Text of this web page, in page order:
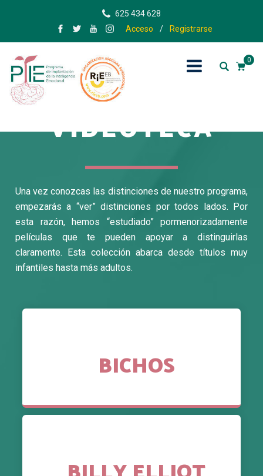
625 434 628
Acceso
/ Registrarse
0
VIDEOTECA
Una vez conozcas las distinciones de nuestro programa,
empezarás a “ver” distinciones por todos lados. Por
esta razón, hemos “estudiado” pormenorizadamente
películas que te pueden apoyar a distinguirlas
claramente. Esta colección abarca desde títulos muy
infantiles hasta más adultos.
BICHOS